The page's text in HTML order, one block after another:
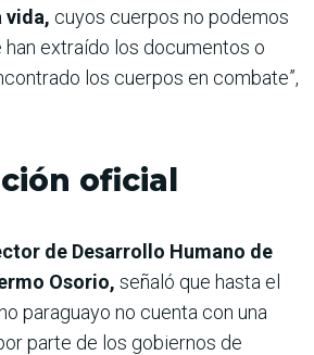
vida, cuyos cuerpos no podemos
extraído los documentos o
los cuerpos en combate”,
oficial
de Desarrollo Humano de
Osorio, señaló que hasta el
paraguayo no cuenta con una
parte de los gobiernos de